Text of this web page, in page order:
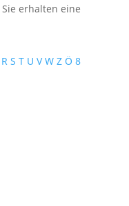
erhalten eine
R S T U V W Z Ö 8